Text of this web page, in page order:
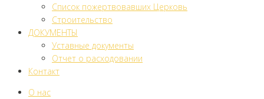
Список пожертвовавших Церковь
Строительство
ДОКУМЕНТЫ
Уставные документы
Отчет о расходовании
Контакт
О нас